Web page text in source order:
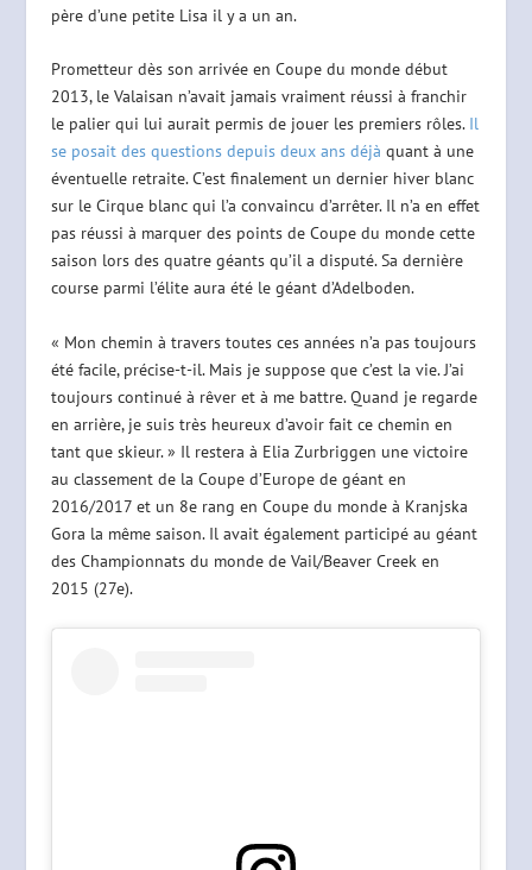
père d’une petite Lisa il y a un an.
Prometteur dès son arrivée en Coupe du monde début
2013, le Valaisan n’avait jamais vraiment réussi à franchir
le palier qui lui aurait permis de jouer les premiers rôles. Il
se posait des questions depuis deux ans déjà quant à une
éventuelle retraite. C’est finalement un dernier hiver blanc
sur le Cirque blanc qui l’a convaincu d’arrêter. Il n’a en effet
pas réussi à marquer des points de Coupe du monde cette
saison lors des quatre géants qu’il a disputé. Sa dernière
course parmi l’élite aura été le géant d’Adelboden.
« Mon chemin à travers toutes ces années n’a pas toujours
été facile, précise-t-il. Mais je suppose que c’est la vie. J’ai
toujours continué à rêver et à me battre. Quand je regarde
en arrière, je suis très heureux d’avoir fait ce chemin en
tant que skieur. » Il restera à Elia Zurbriggen une victoire
au classement de la Coupe d’Europe de géant en
2016/2017 et un 8e rang en Coupe du monde à Kranjska
Gora la même saison. Il avait également participé au géant
des Championnats du monde de Vail/Beaver Creek en
2015 (27e).